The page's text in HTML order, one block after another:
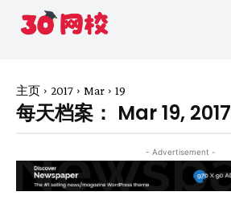
主页 2017 Mar 19
每天档案： Mar 19, 2017
- Advertisement -